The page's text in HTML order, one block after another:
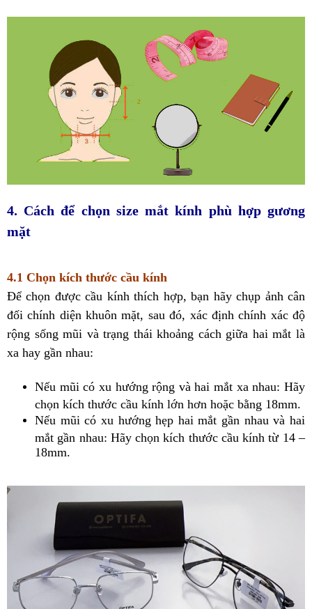
4. Cách để chọn size mắt kính phù hợp gương
mặt
4.1 Chọn kích thước cầu kính
Để chọn được cầu kính thích hợp, bạn hãy chụp ảnh cân
đối chính diện khuôn mặt, sau đó, xác định chính xác độ
rộng sống mũi và trạng thái khoảng cách giữa hai mắt là
xa hay gần nhau:
Nếu mũi có xu hướng rộng và hai mắt xa nhau: Hãy
chọn kích thước cầu kính lớn hơn hoặc bằng 18mm.
Nếu mũi có xu hướng hẹp hai mắt gần nhau và hai
mắt gần nhau: Hãy chọn kích thước cầu kính từ 14 –
18mm.